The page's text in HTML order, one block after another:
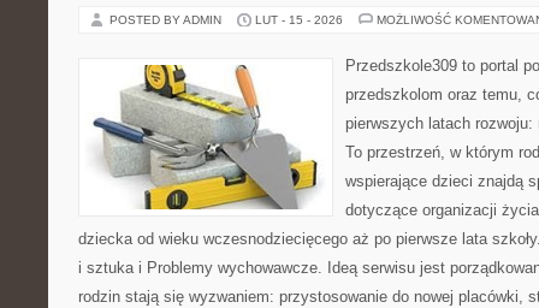
POSTED BY ADMIN LUT - 15 - 2026 MOŻLIWOŚĆ
Przedszkole309 to portal
przedszkolom oraz temu,
pierwszych latach
To przestrzeń, w którym
wspierające dzieci znajdą
dotyczące organizacji
dziecka od wieku wczesnodziecięcego aż po pierwsze lata
i sztuka i Problemy wychowawcze. Ideą serwisu jest
rodzin stają się wyzwaniem: przystosowanie do nowej placówki,